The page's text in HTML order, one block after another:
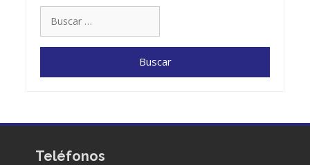
Teléfonos